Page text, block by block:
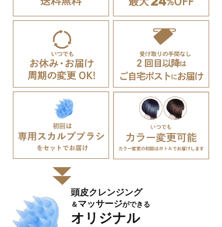
頭⽪クレンジング
＆マッサージができる
オリジナル